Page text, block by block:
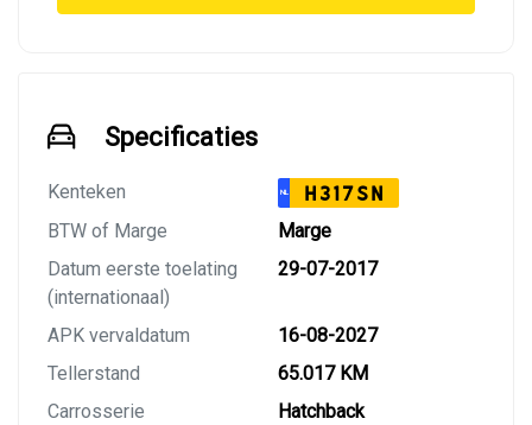
Specificaties
Kenteken NL H317SN
BTW of Marge
Marge
Datum eerste toelating
(internationaal)
29-07-2017
APK vervaldatum
16-08-2027
Tellerstand
65.017 KM
Carrosserie
Hatchback